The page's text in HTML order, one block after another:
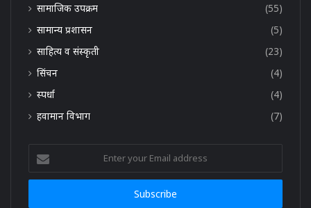
सामाजिक उपक्रम
(55)
सामान्य प्रशासन
(5)
साहित्य व संस्कृती
(23)
सिंचन
(4)
स्पर्धा
(4)
हवामान विभाग
(7)
your
Email